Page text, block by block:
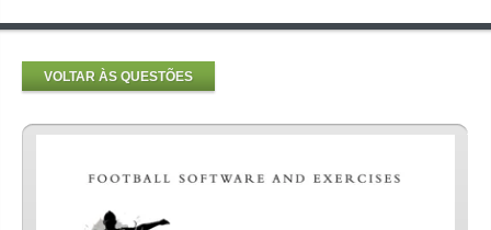
VOLTAR ÀS QUESTÕES